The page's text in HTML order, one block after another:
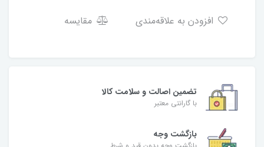
مقایسه
تضمین اصالت و سلامت کالا
با گارانتی معتبر
بازگشت وجه